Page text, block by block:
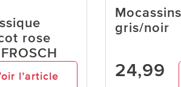
rose
l’article
gris/noir
24,99